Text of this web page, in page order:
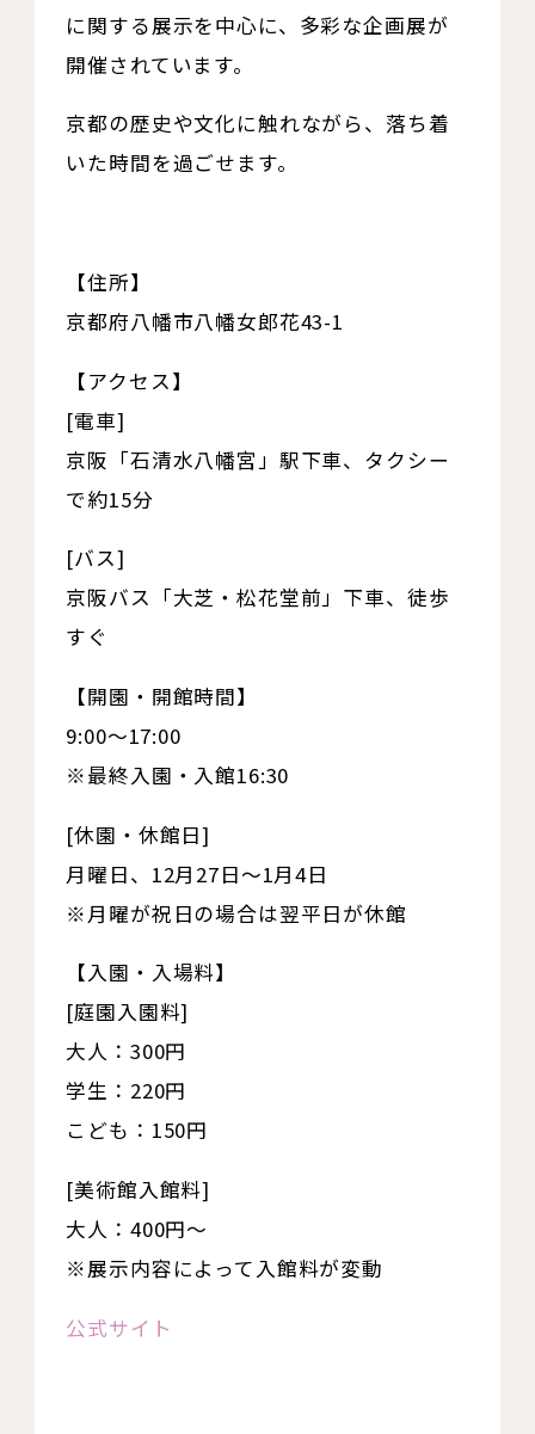
に関する展示を中心に、多彩な企画展が
開催されています。
京都の歴史や文化に触れながら、落ち着
いた時間を過ごせます。
【住所】
京都府八幡市八幡女郎花43-1
【アクセス】
[電車]
京阪「石清水八幡宮」駅下車、タクシー
で約15分
[バス]
京阪バス「大芝・松花堂前」下車、徒歩
すぐ
【開園・開館時間】
9:00～17:00
※最終入園・入館16:30
[休園・休館日]
月曜日、12月27日～1月4日
※月曜が祝日の場合は翌平日が休館
【入園・入場料】
[庭園入園料]
大人：300円
学生：220円
こども：150円
[美術館入館料]
大人：400円～
※展示内容によって入館料が変動
公式サイト